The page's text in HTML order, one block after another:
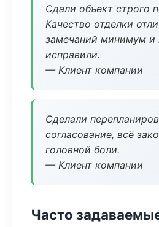
Сдали объект строго
Качество отделки
замечаний минимум и
исправили.
— Клиент компании
Сделали
согласование, всё
головной боли.
— Клиент компании
Часто